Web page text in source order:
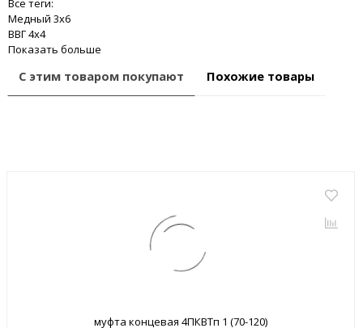
Все теги:
Медный 3x6
ВВГ 4x4
Показать больше
С этим товаром покупают Похожие товары
муфта концевая 4ПКВТп 1 (70-120)